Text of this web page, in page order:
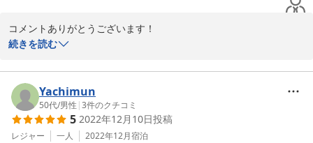
コメントありがとうございます！
口コミまで見ていてくれて、とても嬉しいです!(^^)!
2019-10-10
続きを読む
Yachimun
50代/男性 |3件のクチコミ
5 2022年12月10日投稿
レジャー 一人 2022年12月宿泊